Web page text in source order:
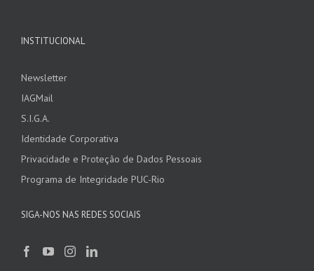
INSTITUCIONAL
Newsletter
IAGMail
S.I.G.A.
Identidade Corporativa
Privacidade e Proteção de Dados Pessoais
Programa de Integridade PUC-Rio
SIGA-NOS NAS REDES SOCIAIS